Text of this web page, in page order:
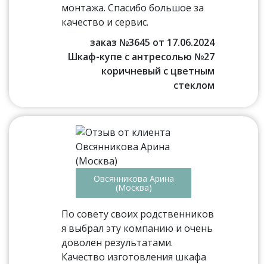
монтажа. Спасибо большое за
качество и сервис.
заказ №3645 от 17.06.2024
Шкаф-купе с антресолью №27
коричневый с цветным
стеклом
Овсянникова Арина
(Москва)
По совету своих родственников
я выбрал эту компанию и очень
доволен результатами.
Качество изготовления шкафа